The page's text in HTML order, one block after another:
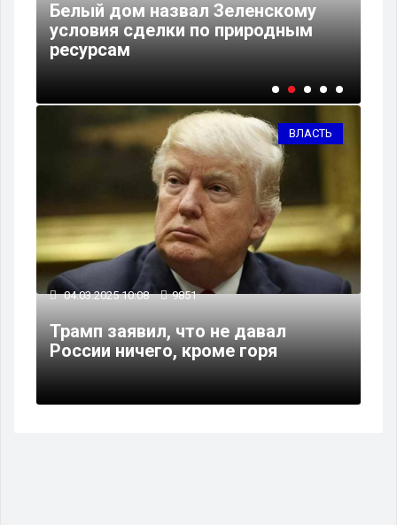
Белый дом назвал Зеленскому
условия сделки по природным
ресурсам
ВЛАСТЬ
04.03.2025 10:08 9851
Трамп заявил, что не давал
России ничего, кроме горя